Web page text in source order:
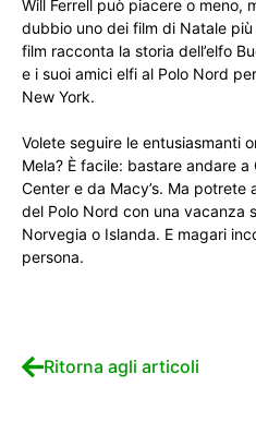
Will Ferrell può piacere o meno,
dubbio uno dei film di Natale
film racconta la storia dell’elfo
e i suoi amici elfi al Polo Nord
New York.
Volete seguire le entusiasmanti
Mela? È facile: bastare andare
Center e da Macy’s. Ma potrete
del Polo Nord con una vacanza
Norvegia o Islanda. E magari
persona.
Ritorna agli articoli